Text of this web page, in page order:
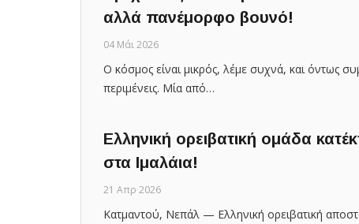
αλλά πανέμορφο βουνό!
04 Μάι 2026
Ο κόσμος είναι μικρός, λέμε συχνά, και όντως
περιμένεις. Μία από…
Ελληνική ορειβατική ομάδα
στα Ιμαλάια!
21 Απρ 2026
Κατμαντού, Νεπάλ — Ελληνική ορειβατική